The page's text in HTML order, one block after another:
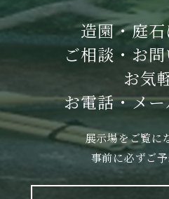
造園・庭
ご相談・お
お気
お電話・メ
展示場をご覧に
事前に必ずご